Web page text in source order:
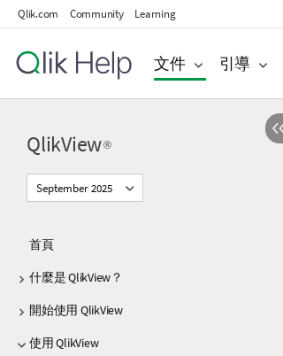
Qlik.com Community Learning
文件 引導
QlikView®
September 2025
首頁
什麼是 QlikView？
開始使用 QlikView
使用 QlikView